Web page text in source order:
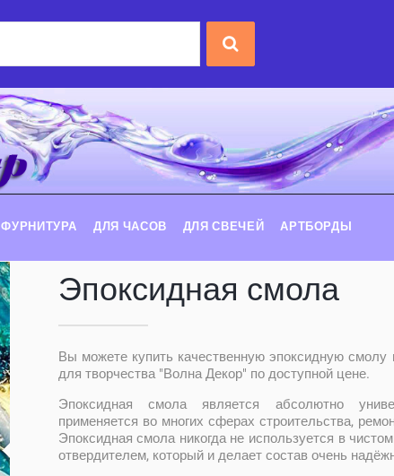
ФУРНИТУРА ДЛЯ ЧАСОВ ДЛЯ СВЕЧЕЙ АРТБОРДЫ
Эпоксидная смола
Вы можете купить качественную эпоксидную
для творчества "Волна Декор" по доступной цене.
Эпоксидная смола является абсолютно
применяется во многих сферах строительства,
Эпоксидная смола никогда не используется в
отвердителем, который и делает состав очень